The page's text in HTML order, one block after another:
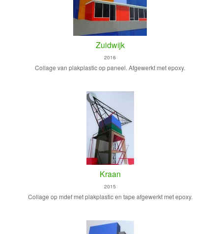
Zuidwijk
2016
Collage van plakplastic op paneel. Afgewerkt met epoxy.
Kraan
2015
Collage op mdef met plakplastic en tape afgewerkt met epoxy.